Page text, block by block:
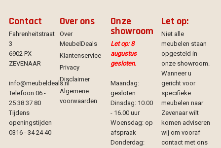
Contact
Fahrenheitstraat
3
6902 PX
ZEVENAAR
info@meubeldeals.nl
Telefoon 06 -
25 38 37 80
Tijdens
openingstijden
0316 - 34 24 40
Over ons
Over
MeubelDeals
Klantenservice
Privacy
Disclaimer
Algemene
voorwaarden
Onze
showroom
Let op: 8
augustus
gesloten.
Maandag:
gesloten
Dinsdag: 10.00
- 16.00 uur
Woensdag: op
afspraak
Donderdag:
Let op:
Niet alle
meubelen staan
opgesteld in
onze showroom.
Wanneer u
gericht voor
specifieke
meubelen naar
Zevenaar wilt
komen adviseren
wij om vooraf
contact met ons